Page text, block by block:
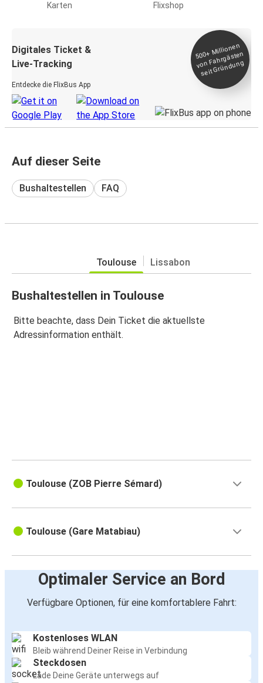
Karten
Flixshop
Digitales Ticket &
Live-Tracking
Entdecke die FlixBus App
500+
Millionen
von Fahrgästen
seit
Gründung
Auf dieser Seite
Bushaltestellen FAQ
Toulouse Lissabon
Bushaltestellen in Toulouse
Bitte beachte, dass Dein Ticket die aktuellste
Adressinformation enthält.
Toulouse (ZOB Pierre Sémard)
Toulouse (Gare Matabiau)
Optimaler Service an Bord
Verfügbare Optionen, für eine komfortablere Fahrt:
Kostenloses WLAN
Bleib während Deiner Reise in Verbindung
Steckdosen
Lade Deine Geräte unterwegs auf